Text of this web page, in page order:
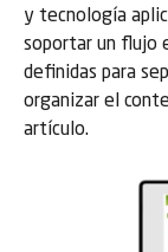
y tecnología
soportar un flujo
definidas para
organizar el
artículo.